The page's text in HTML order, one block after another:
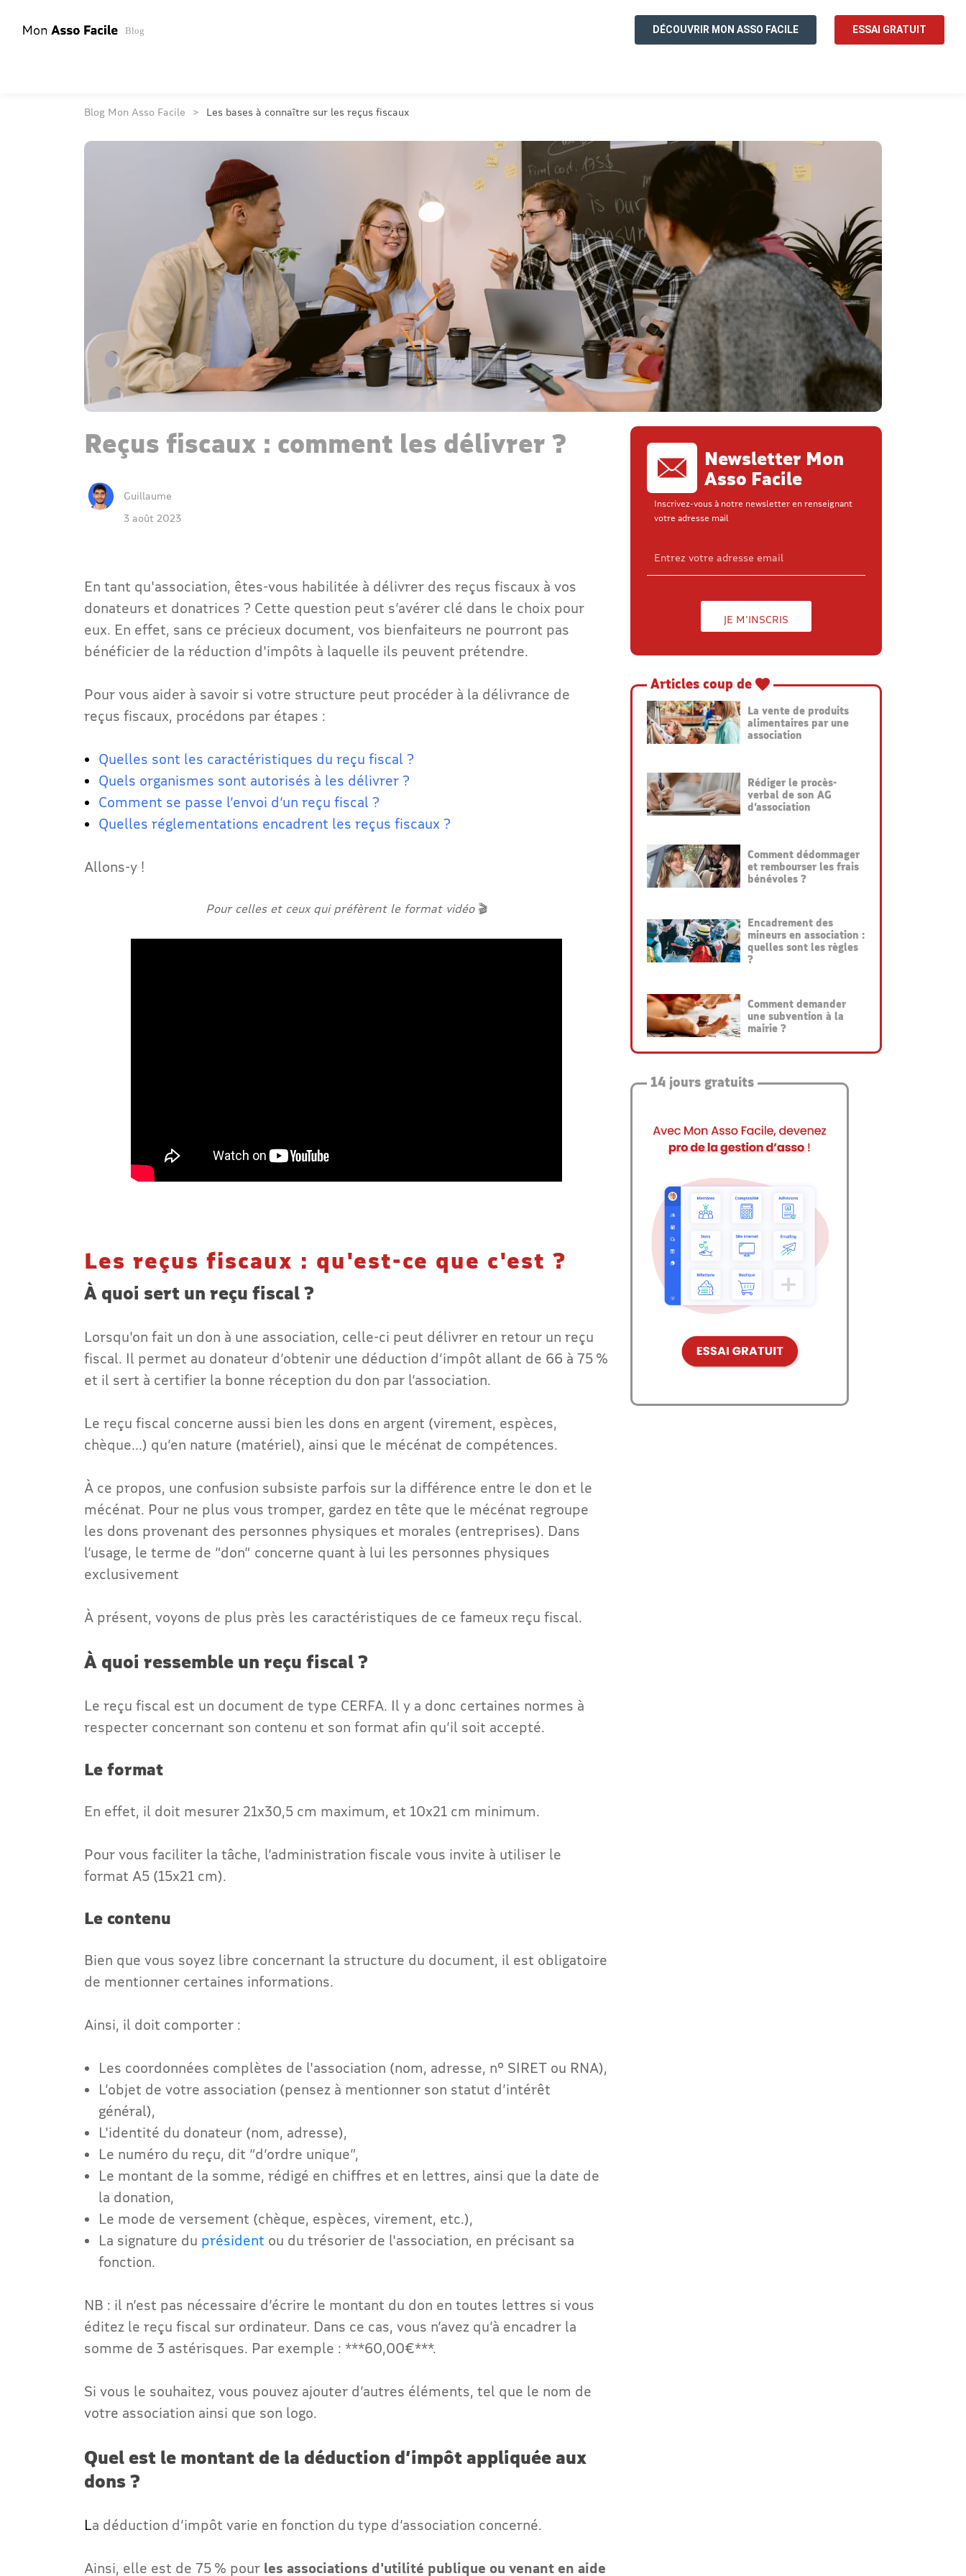
Blog DÉCOUVRIR MON ASSO FACILE ESSAI GRATUIT
Blog Mon Asso Facile Les bases à connaître sur les reçus fiscaux
Reçus fiscaux : comment les délivrer ?
Guillaume
3 août 2023
En tant qu'association, êtes-vous habilitée à délivrer des reçus fiscaux à vos
donateurs et donatrices ? Cette question peut s’avérer clé dans le choix pour
eux. En effet, sans ce précieux document, vos bienfaiteurs ne pourront pas
bénéficier de la réduction d'impôts à laquelle ils peuvent prétendre.
Pour vous aider à savoir si votre structure peut procéder à la délivrance de
reçus fiscaux, procédons par étapes :
Quelles sont les caractéristiques du reçu fiscal ?
Quels organismes sont autorisés à les délivrer ?
Comment se passe l’envoi d’un reçu fiscal ?
Quelles réglementations encadrent les reçus fiscaux ?
Allons-y !
Pour celles et ceux qui préfèrent le format vidéo 🎬
Les reçus fiscaux : qu'est-ce que c'est ?
À quoi sert un reçu fiscal ?
Lorsqu'on fait un don à une association, celle-ci peut délivrer en retour un reçu
fiscal. Il permet au donateur d’obtenir une déduction d’impôt allant de 66 à 75 %
et il sert à certifier la bonne réception du don par l’association.
Le reçu fiscal concerne aussi bien les dons en argent (virement, espèces,
chèque...) qu’en nature (matériel), ainsi que le mécénat de compétences.
À ce propos, une confusion subsiste parfois sur la différence entre le don et le
mécénat. Pour ne plus vous tromper, gardez en tête que le mécénat regroupe
les dons provenant des personnes physiques et morales (entreprises). Dans
l’usage, le terme de “don” concerne quant à lui les personnes physiques
exclusivement
À présent, voyons de plus près les caractéristiques de ce fameux reçu fiscal.
À quoi ressemble un reçu fiscal ?
Le reçu fiscal est un document de type CERFA. Il y a donc certaines normes à
respecter concernant son contenu et son format afin qu’il soit accepté.
Le format
En effet, il doit mesurer 21x30,5 cm maximum, et 10x21 cm minimum.
Pour vous faciliter la tâche, l’administration fiscale vous invite à utiliser le
format A5 (15x21 cm).
Le contenu
Bien que vous soyez libre concernant la structure du document, il est obligatoire
de mentionner certaines informations.
Ainsi, il doit comporter :
Les coordonnées complètes de l'association (nom, adresse, n° SIRET ou RNA),
L’objet de votre association (pensez à mentionner son statut d’intérêt
général),
L'identité du donateur (nom, adresse),
Le numéro du reçu, dit “d’ordre unique”,
Le montant de la somme, rédigé en chiffres et en lettres, ainsi que la date de
la donation,
Le mode de versement (chèque, espèces, virement, etc.),
La signature du président ou du trésorier de l'association, en précisant sa
fonction.
NB : il n’est pas nécessaire d’écrire le montant du don en toutes lettres si vous
éditez le reçu fiscal sur ordinateur. Dans ce cas, vous n’avez qu’à encadrer la
somme de 3 astérisques. Par exemple : ***60,00€***.
Si vous le souhaitez, vous pouvez ajouter d’autres éléments, tel que le nom de
votre association ainsi que son logo.
Quel est le montant de la déduction d’impôt appliquée aux
dons ?
La déduction d’impôt varie en fonction du type d’association concerné.
Ainsi, elle est de 75 % pour les associations d'utilité publique ou venant en aide
Newsletter Mon
Asso Facile
Inscrivez-vous à notre newsletter en renseignant
votre adresse mail
Articles coup de
La vente de produits
alimentaires par une
association
Rédiger le procès-
verbal de son AG
d’association
Comment dédommager
et rembourser les frais
bénévoles ?
Encadrement des
mineurs en association :
quelles sont les règles
?
Comment demander
une subvention à la
mairie ?
14 jours gratuits